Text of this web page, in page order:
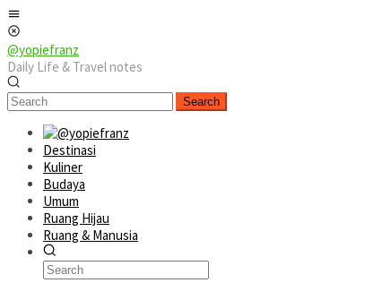
Skip
to
content
@yopiefranz
Daily Life & Travel notes
Search
Destinasi
Kuliner
Budaya
Umum
Ruang Hijau
Ruang & Manusia